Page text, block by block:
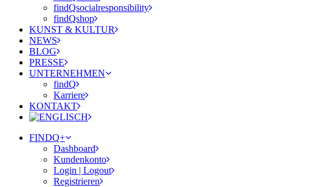
findQsocialresponsibility
findQshop
KUNST & KULTUR
NEWS
BLOG
PRESSE
UNTERNEHMEN
findQ
Karriere
KONTAKT
FINDQ+
Dashboard
Kundenkonto
Login | Logout
Registrieren